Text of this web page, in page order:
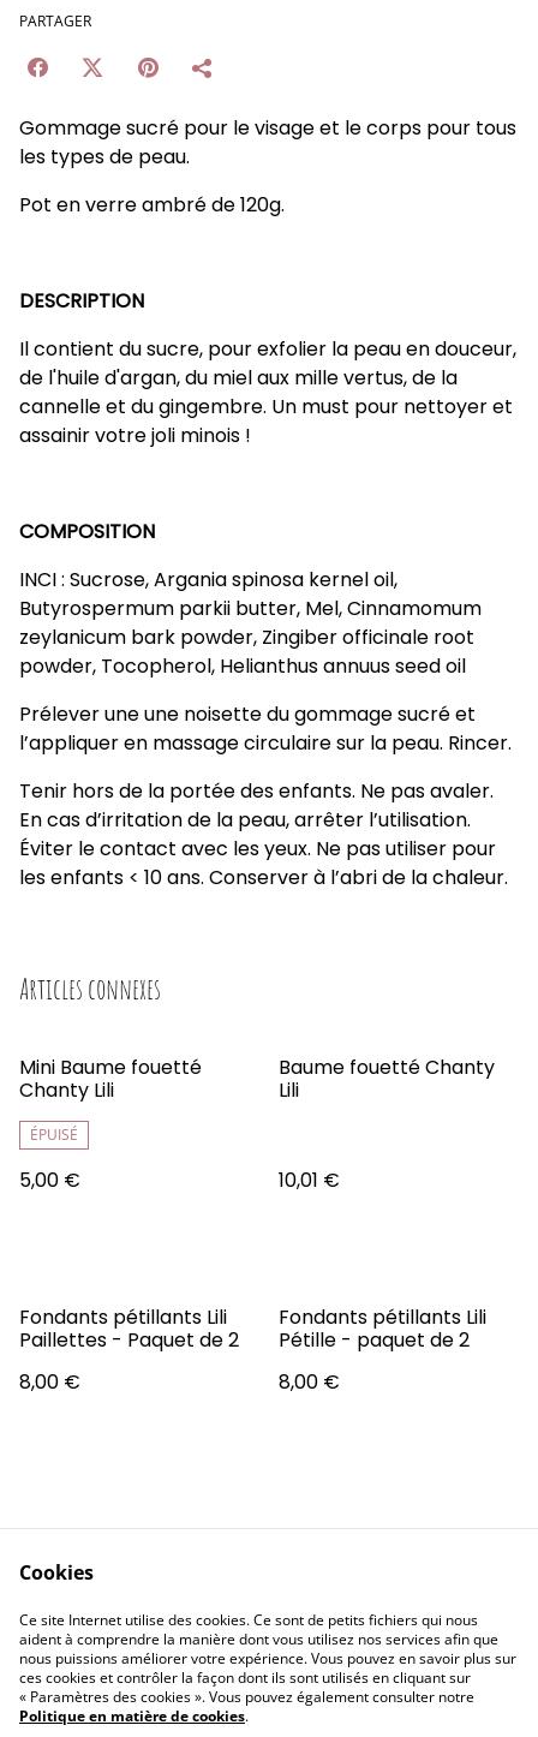
PARTAGER
Gommage sucré pour le visage et le corps pour tous
les types de peau.
Pot en verre ambré de 120g.
DESCRIPTION
Il contient du sucre, pour exfolier la peau en douceur,
de l'huile d'argan, du miel aux mille vertus, de la
cannelle et du gingembre. Un must pour nettoyer et
assainir votre joli minois !
COMPOSITION
INCI : Sucrose, Argania spinosa kernel oil,
Butyrospermum parkii butter, Mel, Cinnamomum
zeylanicum bark powder, Zingiber officinale root
powder, Tocopherol, Helianthus annuus seed oil
Prélever une une noisette du gommage sucré et
l’appliquer en massage circulaire sur la peau. Rincer.
Tenir hors de la portée des enfants. Ne pas avaler.
En cas d’irritation de la peau, arrêter l’utilisation.
Éviter le contact avec les yeux. Ne pas utiliser pour
les enfants < 10 ans. Conserver à l’abri de la chaleur.
Articles connexes
Mini Baume fouetté
Chanty Lili
ÉPUISÉ
5,00 €
Baume fouetté Chanty
Lili
10,01 €
Fondants pétillants Lili
Paillettes - Paquet de 2
8,00 €
Fondants pétillants Lili
Pétille - paquet de 2
8,00 €
Politique de
confidentialité
Politique de cookies
Cookies
Ce site Internet utilise des cookies. Ce sont de petits fichiers qui nous
aident à comprendre la manière dont vous utilisez nos services afin que
nous puissions améliorer votre expérience. Vous pouvez en savoir plus sur
ces cookies et contrôler la façon dont ils sont utilisés en cliquant sur
« Paramètres des cookies ». Vous pouvez également consulter notre
Politique en matière de cookies.